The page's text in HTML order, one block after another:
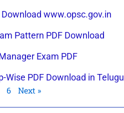
Download www.opsc.gov.in
Pattern PDF Download
Exam PDF
Wise PDF Download in Telugu
6 Next »